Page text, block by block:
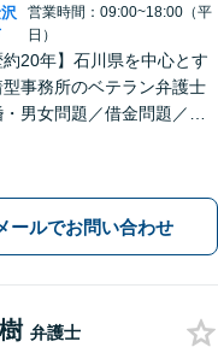
営業時間：09:00~18:00（平
日）
約20年】石川県を中心とす
事務所のベテラン弁護士
男女問題／借金問題／刑
ールでお問い合わせ
弁護士